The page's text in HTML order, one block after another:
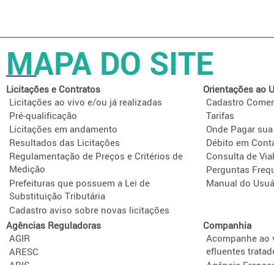
MAPA DO SITE
Licitações e Contratos
Licitações ao vivo e/ou já realizadas
Pré-qualificação
Licitações em andamento
Resultados das Licitações
Regulamentação de Preços e Critérios de
Medição
Prefeituras que possuem a Lei de
Substituição Tributária
Cadastro aviso sobre novas licitações
Orientações ao
Cadastro
Tarifas
Onde Pagar
Débito em
Consulta de
Perguntas
Manual do
Agências Reguladoras
AGIR
ARESC
Companhia
Acompanhe ao
efluentes